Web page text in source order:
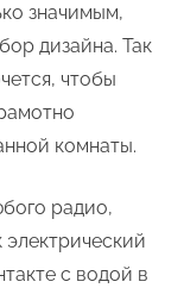
значимым,
дизайна. Так
чтобы
комнаты.
радио,
электрический
с водой в